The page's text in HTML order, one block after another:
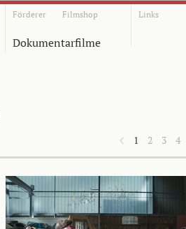
Förderer Filmshop Links
Dokumentarfilme
1 2 3 4